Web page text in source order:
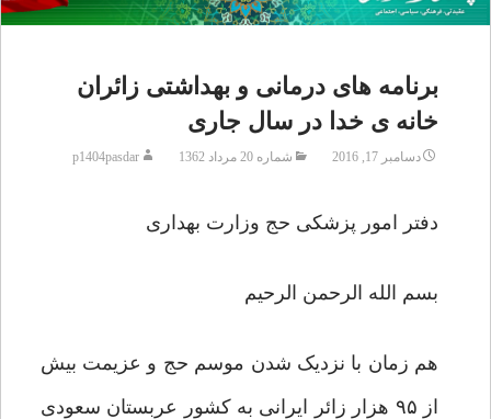
برنامه های درمانی و بهداشتی زائران
خانه ی خدا در سال جاری
دسامبر 17, 2016 شماره 20 مرداد 1362 p1404pasdar
دفتر امور پزشکی حج وزارت بهداری
بسم الله الرحمن الرحیم
هم زمان با نزدیک شدن موسم حج و عزیمت بیش
از ۹۵ هزار زائر ایرانی به کشور عربستان سعودی